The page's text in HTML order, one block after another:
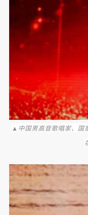
▲ 中国男高音歌唱家、国